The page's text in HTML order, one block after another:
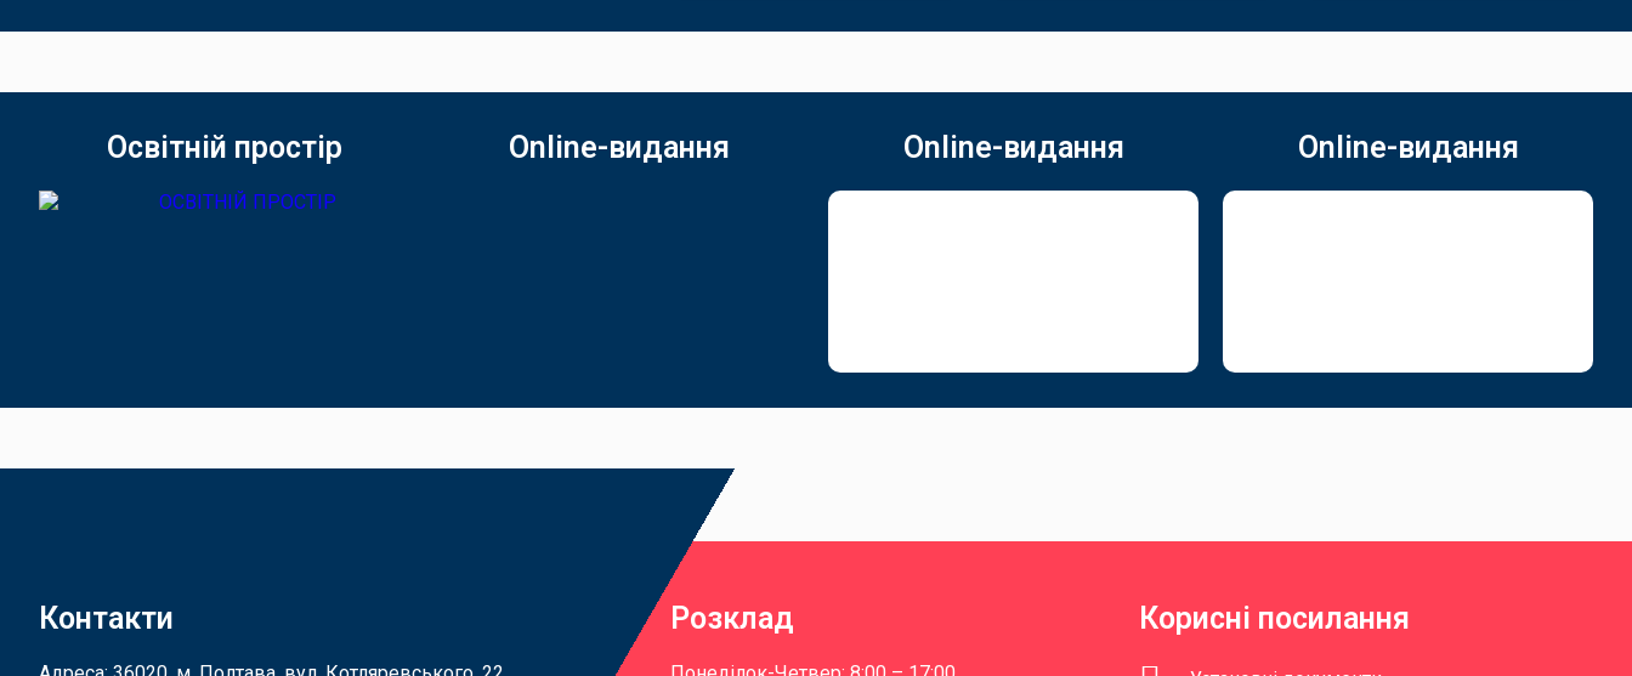
Освітній простір Online-видання Online-видання Online-видання
Контакти Розклад Корисні посилання